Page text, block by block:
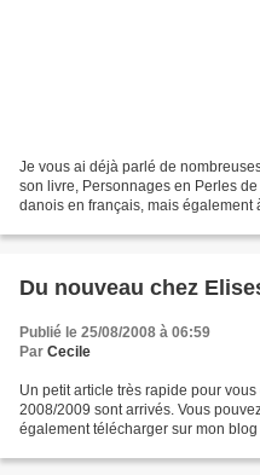
Je vous ai déjà parlé de
son livre, Personnages en Perles
danois en français, mais également
Du nouveau chez
Publié le 25/08/2008 à 06:59
Par Cecile
Un petit article très rapide pour
2008/2009 sont arrivés. Vous
également télécharger sur mon